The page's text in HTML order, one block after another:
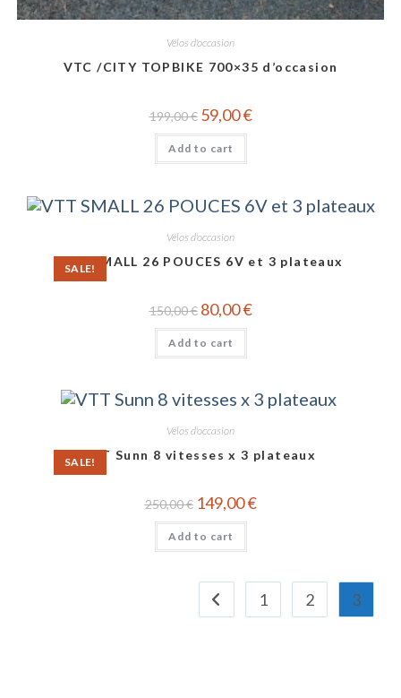
Vélos d'occasion
VTC /CITY TOPBIKE 700×35 d’occasion
199,00€ 59,00€
Add to cart
SALE!
Vélos d'occasion
VTT SMALL 26 POUCES 6V et 3 plateaux
150,00€ 80,00€
Add to cart
SALE!
Vélos d'occasion
VTT Sunn 8 vitesses x 3 plateaux
250,00€ 149,00€
Add to cart
1 2 3